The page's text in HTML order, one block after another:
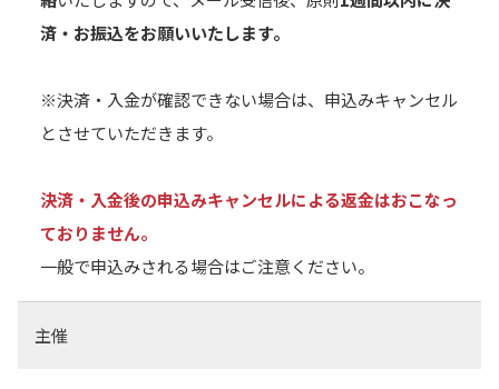
済・お振込をお願いいたします。
※決済・入金が確認できない場合は、申込みキャンセル
とさせていただきます。
決済・入金後の申込みキャンセルによる返金はおこなっ
ておりません。
一般で申込みされる場合はご注意ください。
主催